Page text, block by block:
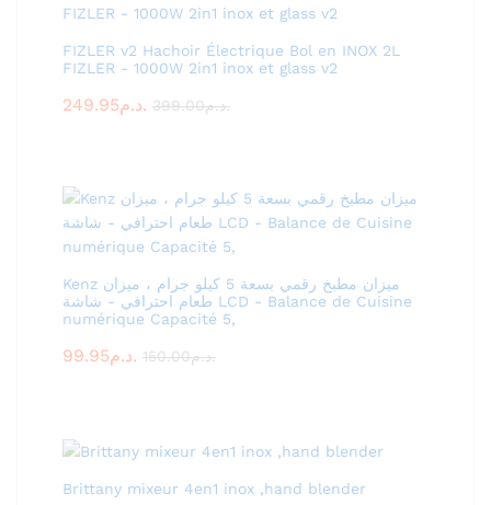
FIZLER v2 Hachoir Électrique Bol en INOX 2L
FIZLER - 1000W 2in1 inox et glass v2
249.95 د.م. 399.00 د.م.
Kenz ميزان مطبخ رقمي بسعة 5 كيلو جرام ، ميزان
طعام احترافي - شاشة LCD - Balance de Cuisine
numérique Capacité 5,
99.95 د.م. 150.00 د.م.
Brittany mixeur 4en1 inox ,hand blender